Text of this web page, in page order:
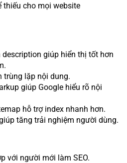
thiếu cho mọi website
giúp hiển thị tốt hơn
trùng lặp nội dung.
giúp Google hiểu rõ nội
hỗ trợ index nhanh hơn.
tăng trải nghiệm người dùng.
với người mới làm SEO.